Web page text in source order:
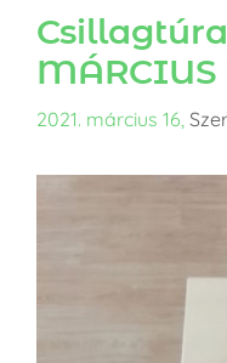
MÁRCIUS
2021. március 16,